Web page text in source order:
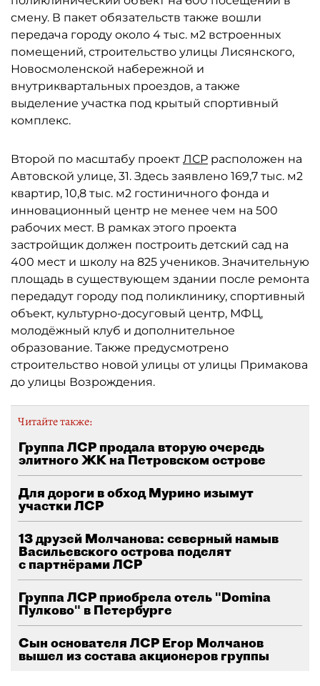
смену. В пакет обязательств также вошли
передача городу около 4 тыс. м2 встроенных
помещений, строительство улицы Лисянского,
Новосмоленской набережной и
внутриквартальных проездов, а также
выделение участка под крытый спортивный
комплекс.
Второй по масштабу проект ЛСР расположен на
Автовской улице, 31. Здесь заявлено 169,7 тыс. м2
квартир, 10,8 тыс. м2 гостиничного фонда и
инновационный центр не менее чем на 500
рабочих мест. В рамках этого проекта
застройщик должен построить детский сад на
400 мест и школу на 825 учеников. Значительную
площадь в существующем здании после ремонта
передадут городу под поликлинику, спортивный
объект, культурно-досуговый центр, МФЦ,
молодёжный клуб и дополнительное
образование. Также предусмотрено
строительство новой улицы от улицы Примакова
до улицы Возрождения.
Читайте также:
Группа ЛСР продала вторую очередь
элитного ЖК на Петровском острове
Для дороги в обход Мурино изымут
участки ЛСР
13 друзей Молчанова: северный намыв
Васильевского острова поделят
с партнёрами ЛСР
Группа ЛСР приобрела отель "Domina
Пулково" в Петербурге
Сын основателя ЛСР Егор Молчанов
вышел из состава акционеров группы